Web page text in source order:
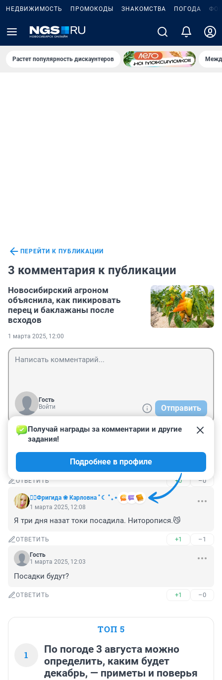
НЕДВИЖИМОСТЬ ПРОМОКОДЫ ЗНАКОМСТВА ПОГОДА
Растет популярность дискаунтеров
ПЕРЕЙТИ К ПУБЛИКАЦИИ
3 комментария к публикации
Новосибирский агроном
объяснила, как пикировать
перец и баклажаны после
всходов
1 марта 2025, 12:00
Гость
Войти
Отправить
Гость
Из года в год одно и тоже, только дату менякт.
ОТВЕТИТЬ +0 –0
❤️‍🔥Фригида ❀ Карловна ﾟ☾ ﾟ｡⋆
Получай награды за комментарии и другие
задания!
Подробнее в профиле
1 марта 2025, 12:08
Я три дня назат токи посадила. Ниторопися.😼
ОТВЕТИТЬ +1 –1
Гость
1 марта 2025, 12:03
Посадки будут?
ОТВЕТИТЬ +1 –0
ТОП 5
1
По погоде 3 августа можно
определить, каким будет
декабрь, — приметы и поверья